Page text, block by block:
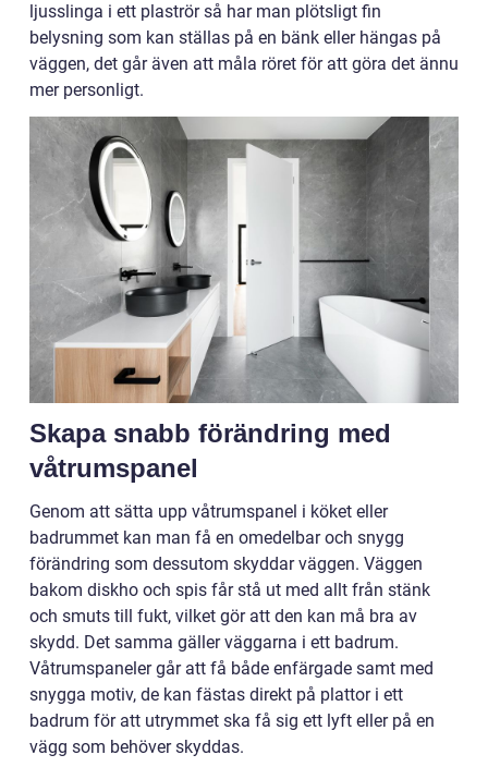
ljusslinga i ett plaströr så har man plötsligt fin
belysning som kan ställas på en bänk eller hängas på
väggen, det går även att måla röret för att göra det ännu
mer personligt.
Skapa snabb förändring med
våtrumspanel
Genom att sätta upp våtrumspanel i köket eller
badrummet kan man få en omedelbar och snygg
förändring som dessutom skyddar väggen. Väggen
bakom diskho och spis får stå ut med allt från stänk
och smuts till fukt, vilket gör att den kan må bra av
skydd. Det samma gäller väggarna i ett badrum.
Våtrumspaneler går att få både enfärgade samt med
snygga motiv, de kan fästas direkt på plattor i ett
badrum för att utrymmet ska få sig ett lyft eller på en
vägg som behöver skyddas.